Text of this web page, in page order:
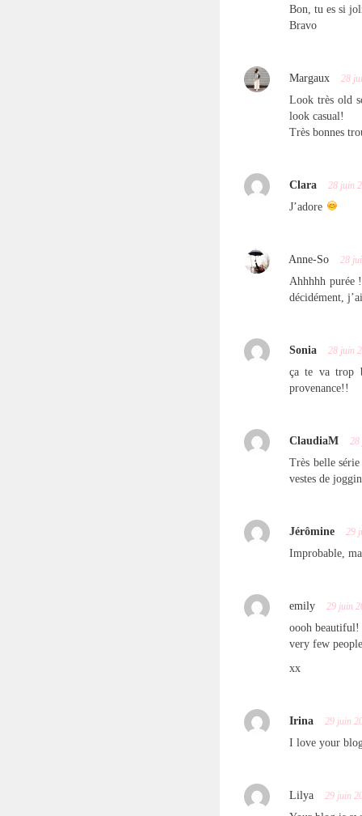
Bon, tu es si
Bravo
Margaux 28
Look très old
look casual!
Très bonnes
Clara 28 juin
J’adore
Anne-So 28
Ahhhhh purée
décidément,
Sonia 28 juin
ça te va trop
provenance!!
ClaudiaM 28
Très belle
vestes de
Jérômine 29
Improbable,
emily 29 juin
oooh beautiful!
very few
xx
Irina 29 juin
I love your
Lilya 29 juin